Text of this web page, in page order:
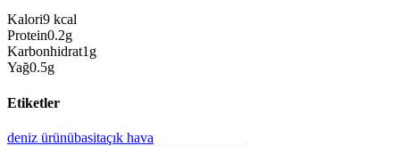
Kalori9 kcal
Protein0.2g
Karbonhidrat1 g
Yağ0.5g
Etiketler
deniz ürünübasitaçık hava